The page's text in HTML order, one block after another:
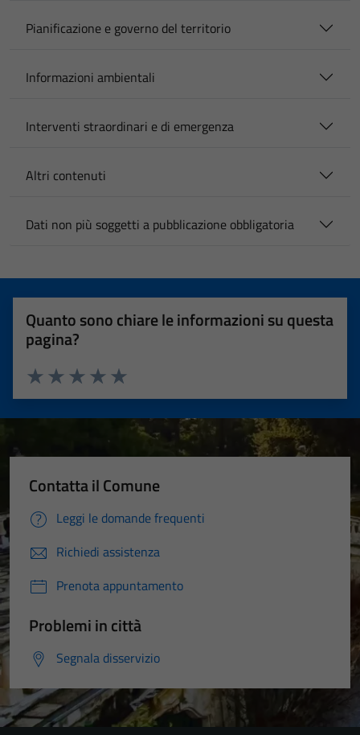
Pianificazione e governo del territorio
Informazioni ambientali
Interventi straordinari e di emergenza
Altri contenuti
Dati non più soggetti a pubblicazione obbligatoria
Quanto sono chiare le informazioni su questa
pagina?
Valuta 5 stelle su 5
Valuta 4 stelle su 5
Valuta 3 stelle su 5
Valuta 2 stelle su 5
Valuta 1 stelle su 5
Contatta il Comune
Leggi le domande frequenti
Richiedi assistenza
Prenota appuntamento
Problemi in città
Segnala disservizio